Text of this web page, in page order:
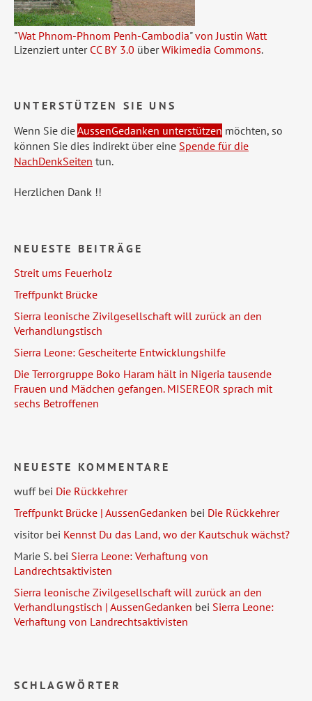
"Wat Phnom-Phnom Penh-Cambodia"von Justin Watt
Lizenziert unter CC BY 3.0 überWikimedia Commons.
UNTERSTÜTZEN SIE UNS
Wenn Sie dieAussenGedanken unterstützen möchten, so
können Sie dies indirekt über eine Spende für die
NachDenkSeiten tun.
Herzlichen Dank !!
NEUESTE BEITRÄGE
Streit ums Feuerholz
Treffpunkt Brücke
Sierra leonische Zivilgesellschaft will zurück an den
Verhandlungstisch
Sierra Leone: Gescheiterte Entwicklungshilfe
Die Terrorgruppe Boko Haram hält in Nigeria tausende
Frauen und Mädchen gefangen. MISEREOR sprach mit
sechs Betroffenen
NEUESTE KOMMENTARE
wuffbei Die Rückkehrer
Treffpunkt Brücke | AussenGedanken bei Die Rückkehrer
visitorbei Kennst Du das Land, wo der Kautschuk wächst?
Marie S.bei Sierra Leone: Verhaftung von
Landrechtsaktivisten
Sierra leonische Zivilgesellschaft will zurück an den
Verhandlungstisch | AussenGedanken bei Sierra Leone:
Verhaftung von Landrechtsaktivisten
SCHLAGWÖRTER